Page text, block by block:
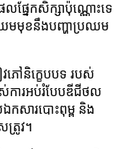
លផ្នែកសិក្សាប៉ុណ្ណោះទេ
រឈមមុខនឹងបញ្ហាប្រឈម
ភៅនិក្ខេបបទ របស់
ស់ការអប់រំបែបឌីជីថល
ឯកសារបោះពុម្ព និង
ត្រូវ។